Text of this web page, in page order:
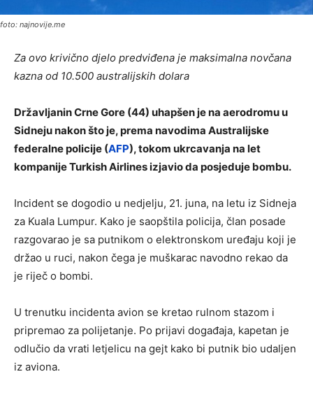
foto: najnovije.me
Za ovo krivično djelo predviđena je maksimalna novčana
kazna od 10.500 australijskih dolara
Državljanin Crne Gore (44) uhapšen je na aerodromu u
Sidneju nakon što je, prema navodima Australijske
federalne policije (AFP), tokom ukrcavanja na let
kompanije Turkish Airlines izjavio da posjeduje bombu.
Incident se dogodio u nedjelju, 21. juna, na letu iz Sidneja
za Kuala Lumpur. Kako je saopštila policija, član posade
razgovarao je sa putnikom o elektronskom uređaju koji je
držao u ruci, nakon čega je muškarac navodno rekao da
je riječ o bombi.
U trenutku incidenta avion se kretao rulnom stazom i
pripremao za polijetanje. Po prijavi događaja, kapetan je
odlučio da vrati letjelicu na gejt kako bi putnik bio udaljen
iz aviona.